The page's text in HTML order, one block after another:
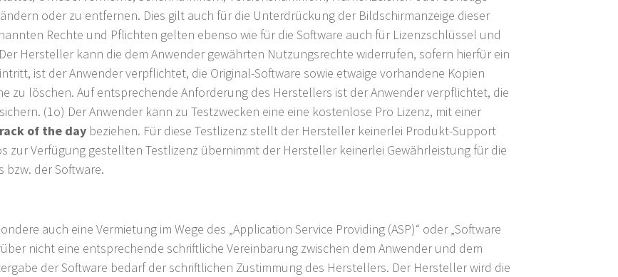
oder zu entfernen. Dies gilt auch für die Unterdrückung der Bildschirmanzeige dieser
Rechte und Pflichten gelten ebenso wie für die Software auch für Lizenzschlüssel und
Hersteller kann die dem Anwender gewährten Nutzungsrechte widerrufen, sofern hierfür ein
ist der Anwender verpflichtet, die Original-Software sowie etwaige vorhandene Kopien
zu löschen. Auf entsprechende Anforderung des Herstellers ist der Anwender verpflichtet, die
(1o) Der Anwender kann zu Testzwecken eine eine kostenlose Pro Lizenz, mit einer
of the day beziehen. Für diese Testlizenz stellt der Hersteller keinerlei Produkt-Support
zur Verfügung gestellten Testlizenz übernimmt der Hersteller keinerlei Gewährleistung für die
der Software.
auch eine Vermietung im Wege des „Application Service Providing (ASP)“ oder „Software
nicht eine entsprechende schriftliche Vereinbarung zwischen dem Anwender und dem
der Software bedarf der schriftlichen Zustimmung des Herstellers. Der Hersteller wird die